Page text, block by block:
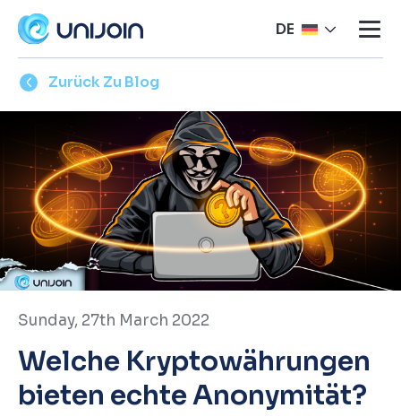
Zurück Zu Blog
Sunday, 27th March 2022
Welche Kryptowährungen
bieten echte Anonymität?
DE